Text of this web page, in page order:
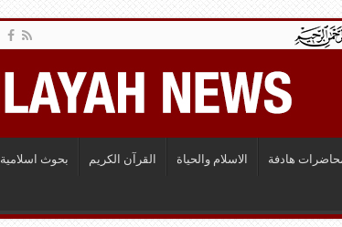
هادفة الاسلام والحياة القرآن الكريم بحوث اسلامية